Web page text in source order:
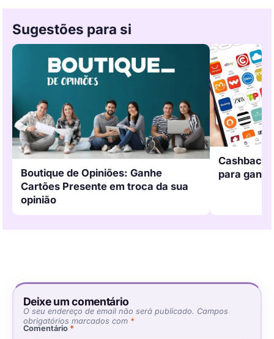
Sugestões para si
Boutique de Opiniões: Ganhe
Cartões Presente em troca da sua
opinião
para
Deixe um comentário
O seu endereço de email não será publicado. Campos
obrigatórios marcados com *
Comentário *